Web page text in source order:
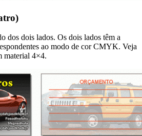
dos dois lados. Os dois lados têm a
ao modo de cor CMYK. Veja
material 4×4.